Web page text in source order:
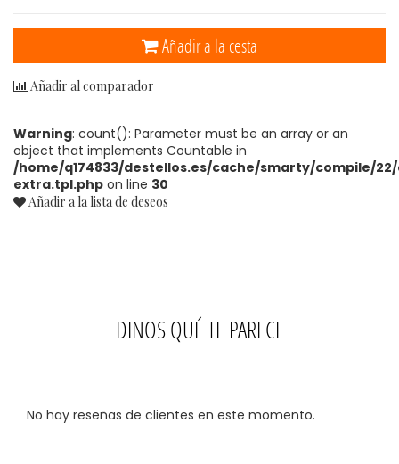
Añadir a la cesta
Añadir al comparador
Warning: count(): Parameter must be an array or an
object that implements Countable in
/home/q174833/destellos.es/cache/smarty/compile/22/
extra.tpl.php on line 30
Añadir a la lista de deseos
DINOS QUÉ TE PARECE
No hay reseñas de clientes en este momento.